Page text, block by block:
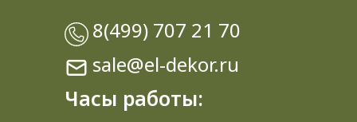
8(499) 707 21 70
sale@el-dekor.ru
Часы работы: